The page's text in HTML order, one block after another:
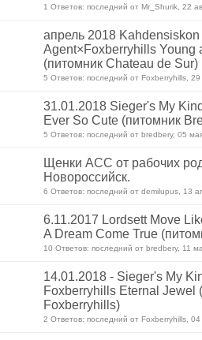
1 Ответов: последний от Mr_Shurik, 22
апрель 2018
Agent×Foxberryhills Young
(питомник Chateau de Sur)
5 Ответов: последний от Foxberryhills,
31.01.2018 Sieger's My
Ever So Cute (питомник
5 Ответов: последний от bredbery, 05
Щенки АСС от рабочих
Новороссийск.
6 Ответов: последний от demilupus, 13
6.11.2017 Lordsett Move
A Dream Come True
10 Ответов: последний от bredbery, 11
14.01.2018 - Sieger's My
Foxberryhills Eternal Jewel
Foxberryhills)
2 Ответов: последний от Foxberryhills,